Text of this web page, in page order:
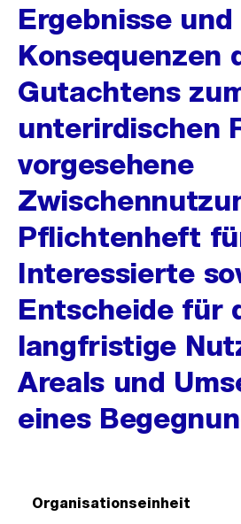
Ergebnisse und
Konsequenzen
Gutachtens
unterirdischen
vorgesehene
Pflichtenheft
Interessierte
Entscheide für
langfristige
Areals und
eines
Organisationseinheit